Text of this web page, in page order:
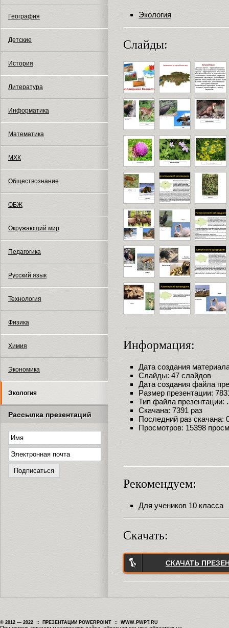
География
Детские
История
Литература
Информатика
Математика
МХК
Обществознание
ОБЖ
Окружающий мир
Педагогика
Русский язык
Технология
Физика
Химия
Экономика
Экология
Рассылка презентаций
Экология
Слайды:
Информация:
Дата создания
Слайды: 47 слайдов
Дата создания файла
Размер презентации:
Тип файла презентации:
Скачана: 7391 раз
Последний раз скачана:
Просмотров: 15398
Рекомендуем:
Для учеников 10 класса
Скачать:
СКАЧАТЬ
© 2012 — 2022 :: ПРЕЗЕНТАЦИИ POWERPOINT :: WWW.PWPT.RU